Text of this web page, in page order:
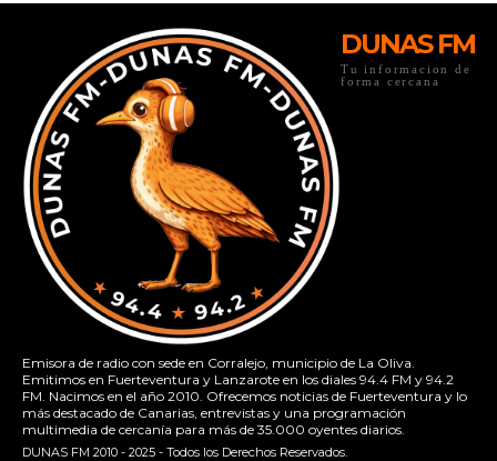
DUNAS FM
Tu informacion de
forma cercana
Emisora de radio con sede en Corralejo, municipio de La Oliva.
Emitimos en Fuerteventura y Lanzarote en los diales 94.4 FM y 94.2
FM. Nacimos en el año 2010. Ofrecemos noticias de Fuerteventura y lo
más destacado de Canarias, entrevistas y una programación
multimedia de cercanía para más de 35.000 oyentes diarios.
DUNAS FM 2010 - 2025 - Todos los Derechos Reservados.